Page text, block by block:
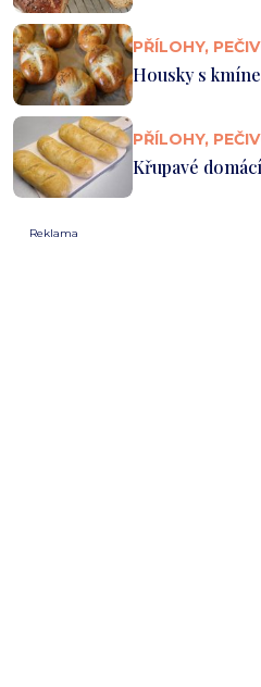
PŘÍLOHY,
Housky s
PŘÍLOHY,
Křupavé
Reklama